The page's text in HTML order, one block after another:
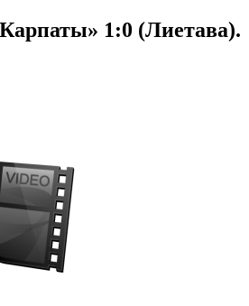
1:0 (Лиетава).